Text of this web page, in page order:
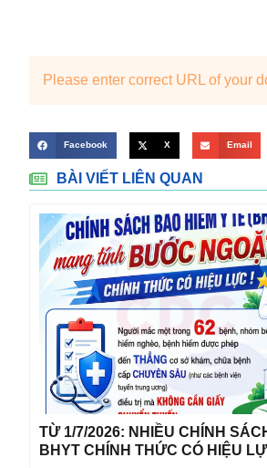
Please enter correct URL of your
Facebook X Email
BÀI VIẾT LIÊN QUAN
TỪ 1/7/2026: NHIỀU CHÍNH
BHYT CHÍNH THỨC CÓ HIỆU